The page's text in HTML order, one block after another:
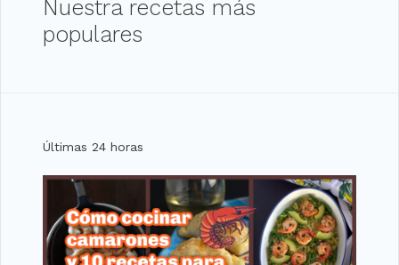
Nuestra recetas más
populares
Últimas 24 horas